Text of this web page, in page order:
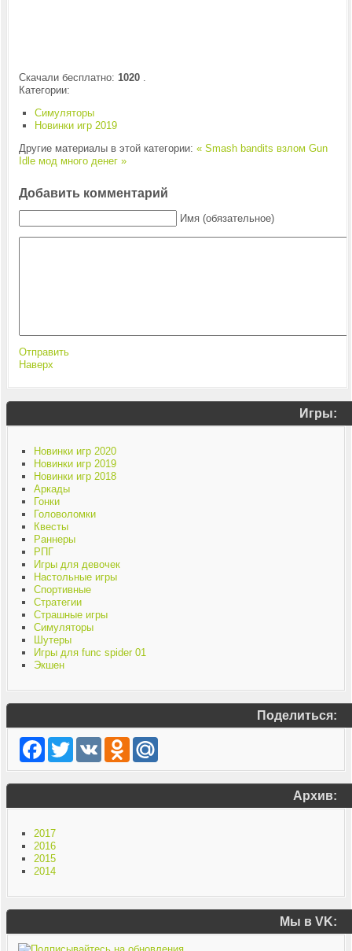
Скачали бесплатно: 1020.
Категории:
Симуляторы
Новинки игр 2019
Другие материалы в этой категории: « Smash bandits взлом Gun
Idle мод много денег »
Добавить комментарий
Имя (обязательное)
Отправить
Наверх
Игры:
Новинки игр 2020
Новинки игр 2019
Новинки игр 2018
Аркады
Гонки
Головоломки
Квесты
Раннеры
РПГ
Игры для девочек
Настольные игры
Спортивные
Стратегии
Страшные игры
Симуляторы
Шутеры
Игры для func spider 01
Экшен
Поделиться:
Facebook
TwitterVK Odnoklassniki
Mail.Ru
Архив:
2017
2016
2015
2014
Мы в VK: